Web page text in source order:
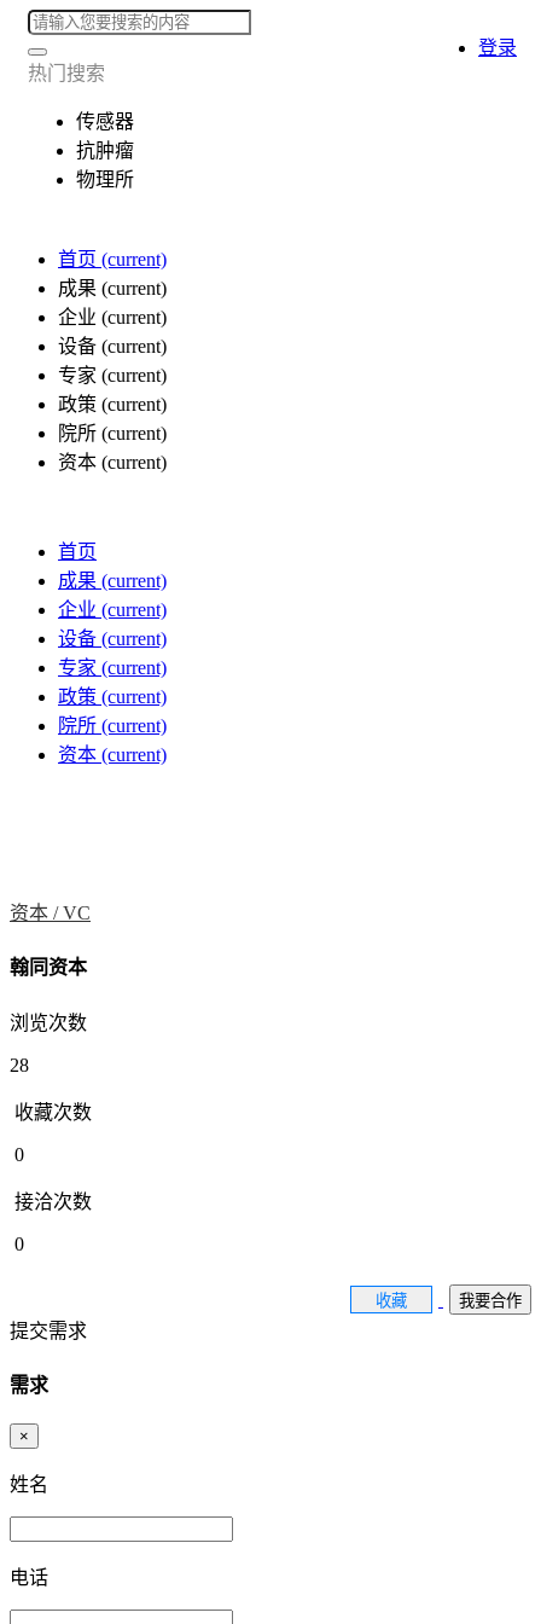
热门搜索
传感器
抗肿瘤
物理所
首页 (current)
成果 (current)
企业 (current)
设备 (current)
专家 (current)
政策 (current)
院所 (current)
资本 (current)
登录
首页
成果 (current)
企业 (current)
设备 (current)
专家 (current)
政策 (current)
院所 (current)
资本 (current)
资本 /VC
翰同资本
浏览次数
28
收藏次数
0
接洽次数
0
收藏 我要合作
提交需求
需求
×
姓名
电话